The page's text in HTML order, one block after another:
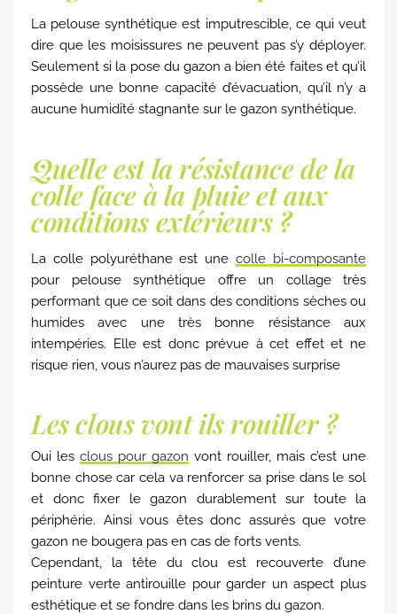
La pelouse synthétique est imputrescible, ce qui veut
dire que les moisissures ne peuvent pas s’y déployer.
Seulement si la pose du gazon a bien été faites et qu’il
possède une bonne capacité d’évacuation, qu’il n’y a
aucune humidité stagnante sur le gazon synthétique.
Quelle est la résistance de la
colle face à la pluie et aux
conditions extérieurs ?
La colle polyuréthane est unecolle bi-composante
pour pelouse synthétique offre un collage très
performant que ce soit dans des conditions sèches ou
humides avec une très bonne résistance aux
intempéries. Elle est donc prévue à cet effet et ne
risque rien, vous n’aurez pas de mauvaises surprise
Les clous vont ils rouiller ?
Oui les clous pour gazon vont rouiller, mais c’est une
bonne chose car cela va renforcer sa prise dans le sol
et donc fixer le gazon durablement sur toute la
périphérie. Ainsi vous êtes donc assurés que votre
gazon ne bougera pas en cas de forts vents.
Cependant, la tête du clou est recouverte d’une
peinture verte antirouille pour garder un aspect plus
esthétique et se fondre dans les brins du gazon.